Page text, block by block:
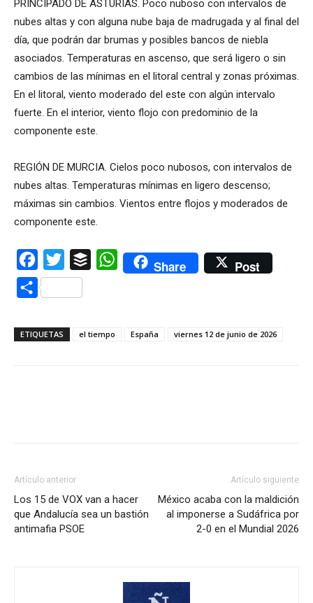
PRINCIPADO DE ASTURIAS. Poco nuboso con intervalos de
nubes altas y con alguna nube baja de madrugada y al final del
día, que podrán dar brumas y posibles bancos de niebla
asociados. Temperaturas en ascenso, que será ligero o sin
cambios de las mínimas en el litoral central y zonas próximas.
En el litoral, viento moderado del este con algún intervalo
fuerte. En el interior, viento flojo con predominio de la
componente este.
REGIÓN DE MURCIA. Cielos poco nubosos, con intervalos de
nubes altas. Temperaturas mínimas en ligero descenso;
máximas sin cambios. Vientos entre flojos y moderados de
componente este.
Facebook
Twitter Buffer WhatsAppShare Post
Compartir
ETIQUETAS el tiempo España viernes 12 de junio de 2026
Artículo anterior
Los 15 de VOX van a hacer
que Andalucía sea un bastión
antimafia PSOE
Artículo siguiente
México acaba con la maldición
al imponerse a Sudáfrica por
2-0 en el Mundial 2026